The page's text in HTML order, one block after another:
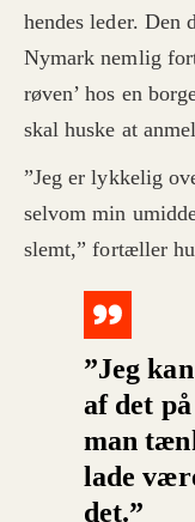
hendes leder. Den
Nymark nemlig
røven’ hos en
skal huske at
”Jeg er lykkelig
selvom min
slemt,” fortæller
”Jeg
af det
man
lade
det.”